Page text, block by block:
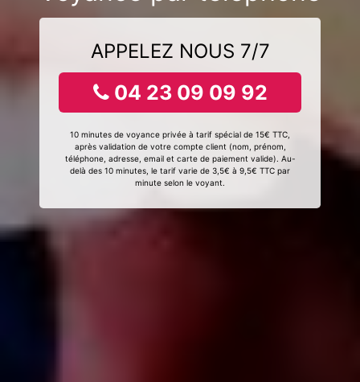
APPELEZ NOUS 7/7
04 23 09 09 92
10 minutes de voyance privée à tarif spécial de 15€ TTC,
après validation de votre compte client (nom, prénom,
téléphone, adresse, email et carte de paiement valide). Au-
delà des 10 minutes, le tarif varie de 3,5€ à 9,5€ TTC par
minute selon le voyant.